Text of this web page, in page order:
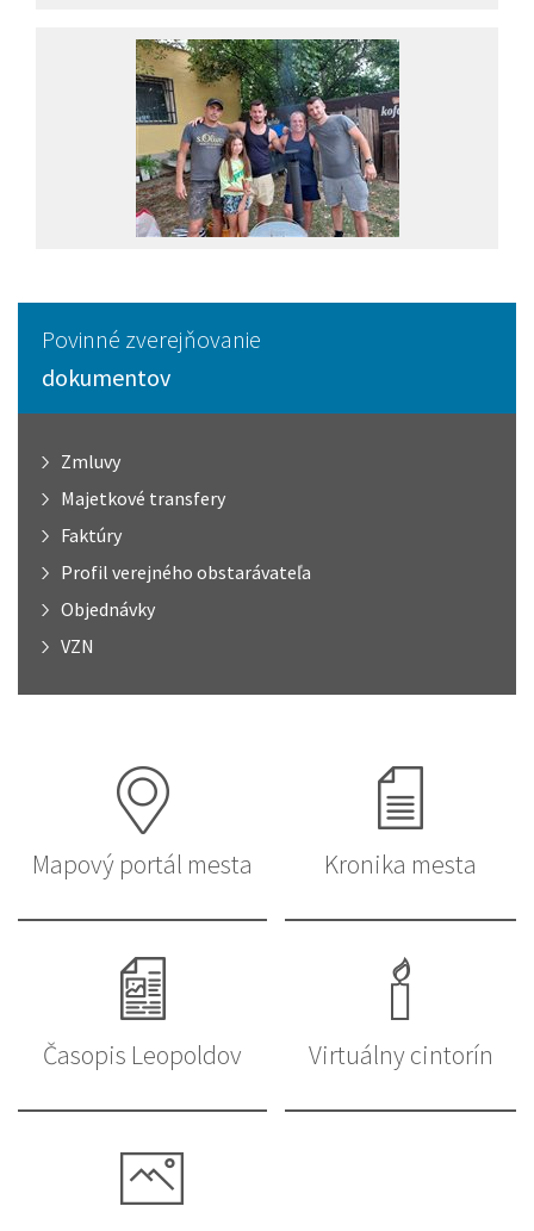
Povinné zverejňovanie
dokumentov
Zmluvy
Majetkové transfery
Faktúry
Profil verejného obstarávateľa
Objednávky
VZN
Mapový portál mesta Kronika mesta
Časopis Leopoldov Virtuálny cintorín